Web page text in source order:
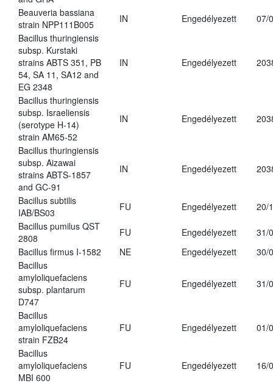
Beauveria bassiana
strain NPP111B005
IN Engedélyezett
07/
Bacillus thuringiensis
subsp. Kurstaki
strains ABTS 351, PB
54, SA 11, SA12 and
EG 2348
IN Engedélyezett
Bacillus thuringiensis
subsp. Israeliensis
(serotype H-14)
strain AM65-52
IN Engedélyezett
Bacillus thuringiensis
subsp. Aizawai
strains ABTS-1857
and GC-91
IN Engedélyezett
Bacillus subtilis
IAB/BS03
FU Engedélyezett
20/
Bacillus pumilus QST
2808
FU Engedélyezett
31/
Bacillus firmus I-1582
NE Engedélyezett
30/
Bacillus
amyloliquefaciens
subsp. plantarum
D747
FU Engedélyezett 31/
Bacillus
amyloliquefaciens
strain FZB24
FU Engedélyezett 01/
Bacillus
amyloliquefaciens
MBI 600
FU Engedélyezett 16/